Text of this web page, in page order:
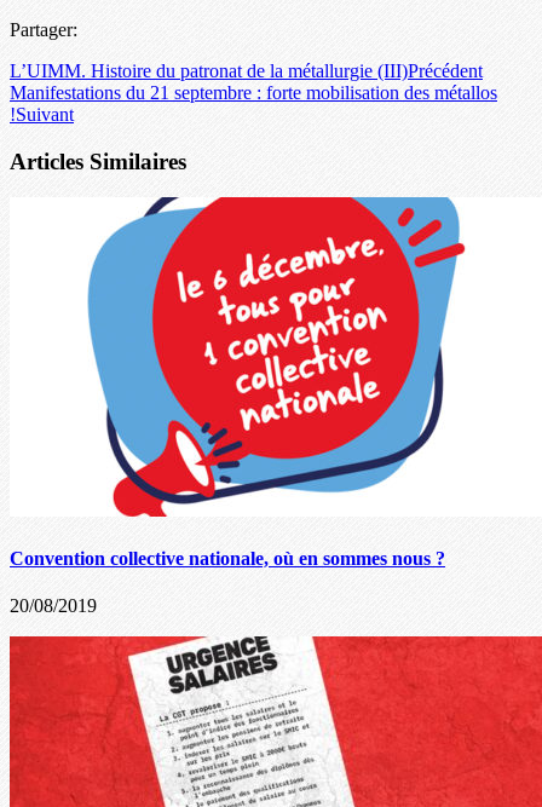
Partager:
L’UIMM. Histoire du patronat de la métallurgie (III)Précédent
Manifestations du 21 septembre : forte mobilisation des métallos
!Suivant
Articles Similaires
Convention collective nationale, où en sommes nous ?
20/08/2019